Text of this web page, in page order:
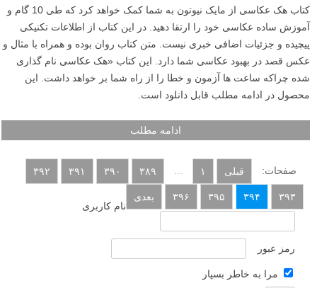
کتاب هک عکاسی از مایک نیوتون به شما کمک خواهد کرد که طی 10 گام و
آموزش ساده عکاسی خود را ارتقا دهید. در این کتاب از اطلاعات تکنیکی
پیچیده و جزئیات اضافی خبری نیست. متن کتاب روان بوده و همراه با مثال و
عکس قصد در بهبود عکاسی شما دارد. این کتاب «هک عکاسی نام گذاری
شده چراکه ساعت ها آزمون و خطا را از راه شما بر خواهد داشت. این
محصول در ادامه مطلب قابل دانلود است.
ادامه مطلب
صفحات: قبلی ۱ ۳۸۹ ۳۹۰ ۳۹۱ ۳۹۲
۳۹۳ ۳۹۴ ۳۹۵ ۳۹۶
بعدی
نام کاربری
رمز عبور
مرا به خاطر بسپار